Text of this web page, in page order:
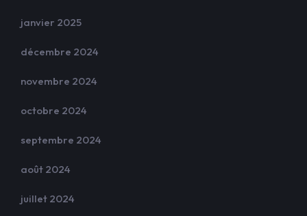
janvier 2025
décembre 2024
novembre 2024
octobre 2024
septembre 2024
août 2024
juillet 2024